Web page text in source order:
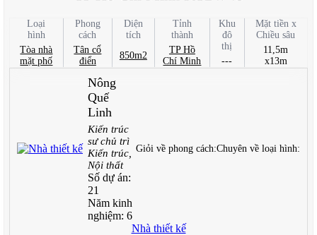
Loại
hình
Tòa nhà
mặt phố
Phong
cách
Tân cổ
điển
Diện
tích
850m2
Tỉnh
thành
TP Hồ
Chí Minh
Khu
đô
thị
---
Mặt tiền x
Chiều sâu
11,5m
x13m
Nông
Quế
Linh
Kiến trúc
sư chủ trì
Kiến trúc,
Nội thất
Số dự án:
21
Năm kinh
nghiệm: 6
Giỏi về phong cách:Chuyên về loại hình:
Nhà thiết kế